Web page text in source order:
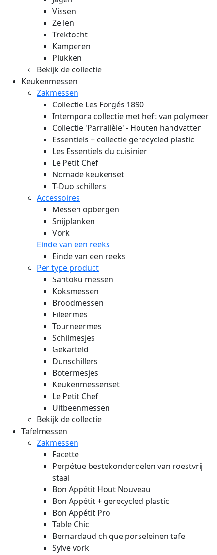
Vissen
Zeilen
Trektocht
Kamperen
Plukken
Bekijk de collectie
Keukenmessen
Zakmessen
Collectie Les Forgés 1890
Intempora collectie met heft van polymeer
Collectie 'Parrallèle' - Houten handvatten
Essentiels + collectie gerecycled plastic
Les Essentiels du cuisinier
Le Petit Chef
Nomade keukenset
T-Duo schillers
Accessoires
Messen opbergen
Snijplanken
Vork
Einde van een reeks
Einde van een reeks
Per type product
Santoku messen
Koksmessen
Broodmessen
Fileermes
Tourneermes
Schilmesjes
Gekarteld
Dunschillers
Botermesjes
Keukenmessenset
Le Petit Chef
Uitbeenmessen
Bekijk de collectie
Tafelmessen
Zakmessen
Facette
Perpétue bestekonderdelen van roestvrij
staal
Bon Appétit Hout Nouveau
Bon Appétit + gerecycled plastic
Bon Appétit Pro
Table Chic
Bernardaud chique porseleinen tafel
Sylve vork